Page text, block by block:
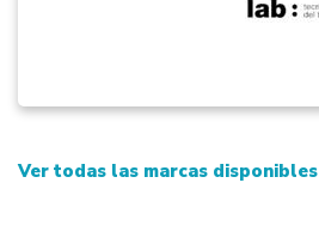
Ver todas las marcas disponibles